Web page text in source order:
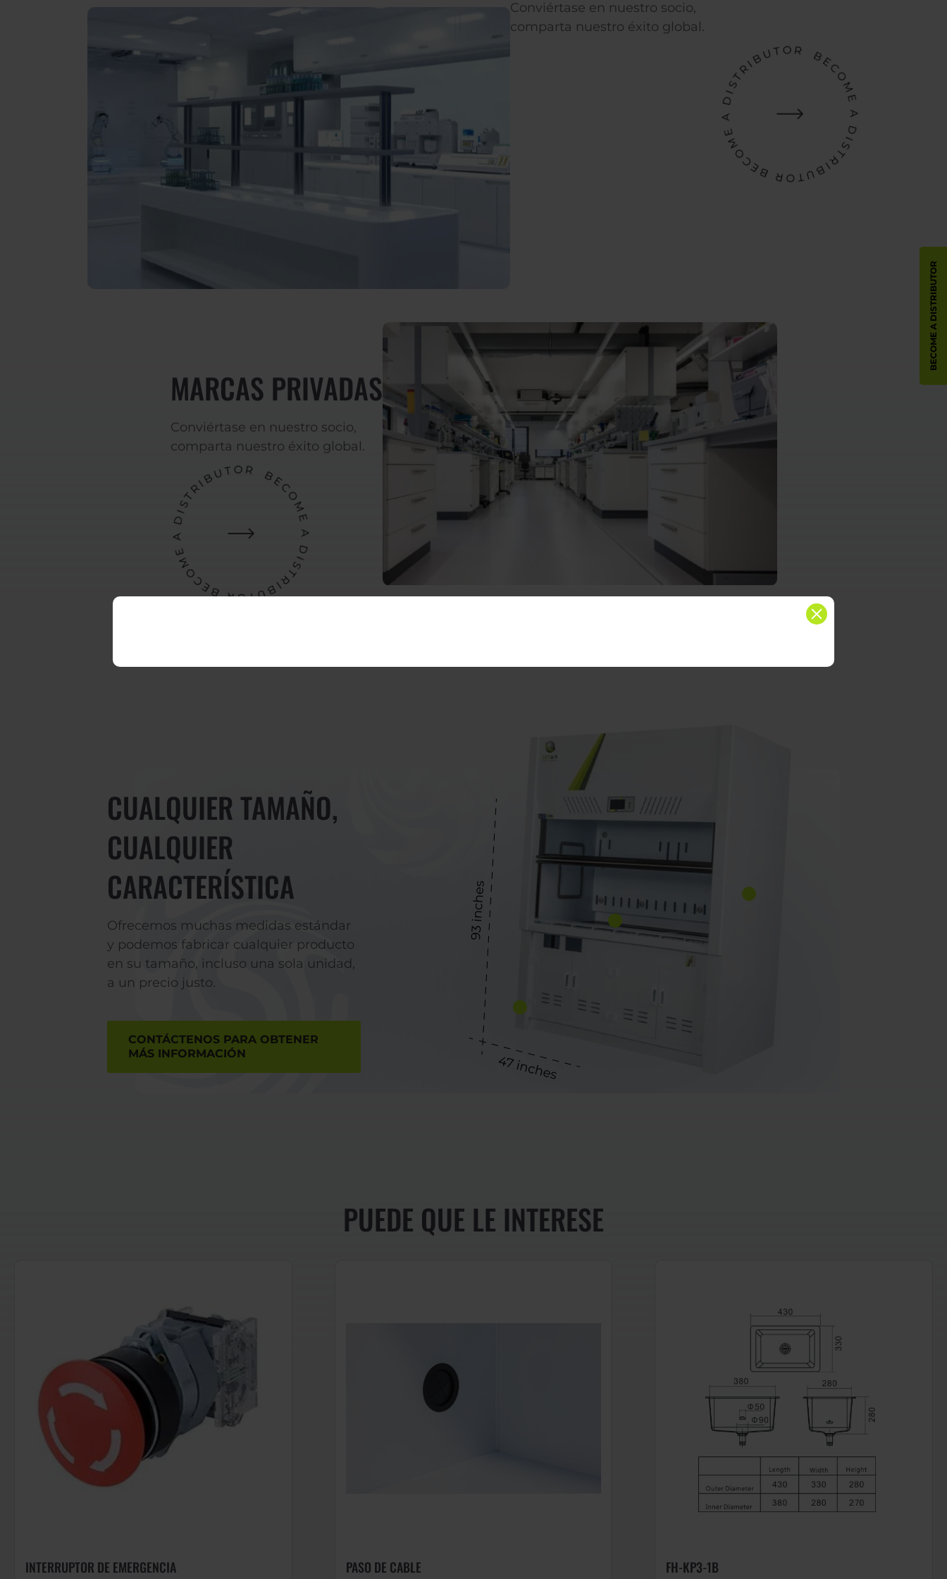
BECOME A DISTRIBUTOR
Conviértase en nuestro socio,
comparta nuestro éxito global.
MARCAS PRIVADAS
Conviértase en nuestro socio,
comparta nuestro éxito global.
CUALQUIER TAMAÑO,
CUALQUIER
CARACTERÍSTICA
Ofrecemos muchas medidas estándar
y podemos fabricar cualquier producto
en su tamaño, incluso una sola unidad,
a un precio justo.
CONTÁCTENOS PARA OBTENER
MÁS INFORMACIÓN
PUEDE QUE LE INTERESE
INTERRUPTOR DE EMERGENCIA PASO DE CABLE FH-KP3-1B